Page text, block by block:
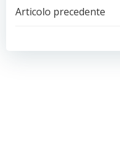
articoli
Articolo precedente